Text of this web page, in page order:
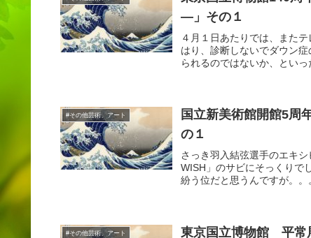
―」その１
４月１日あたりでは、また
はり、診断しないでダウン
られるのではないか、とい
#その他芸術、アート
国立新美術館開館5
の１
さっき羽入結弦選手のエキ
WISH」のサビにそっくりで
紛う位だと思うんですが。
#その他芸術、アート 東京国立博物館 平常